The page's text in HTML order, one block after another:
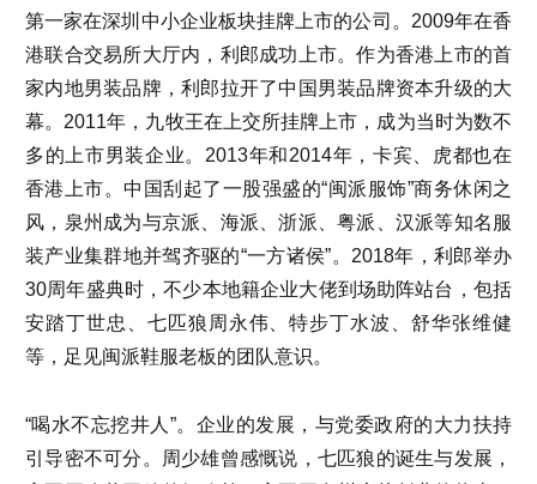
第一家在深圳中小企业板块挂牌上市的公司。2009年在香
港联合交易所大厅内，利郎成功上市。作为香港上市的首
家内地男装品牌，利郎拉开了中国男装品牌资本升级的大
幕。2011年，九牧王在上交所挂牌上市，成为当时为数不
多的上市男装企业。2013年和2014年，卡宾、虎都也在
香港上市。中国刮起了一股强盛的“闽派服饰”商务休闲之
风，泉州成为与京派、海派、浙派、粤派、汉派等知名服
装产业集群地并驾齐驱的“一方诸侯”。2018年，利郎举办
30周年盛典时，不少本地籍企业大佬到场助阵站台，包括
安踏丁世忠、七匹狼周永伟、特步丁水波、舒华张维健
等，足见闽派鞋服老板的团队意识。
“喝水不忘挖井人”。企业的发展，与党委政府的大力扶持
引导密不可分。周少雄曾感慨说，七匹狼的诞生与发展，